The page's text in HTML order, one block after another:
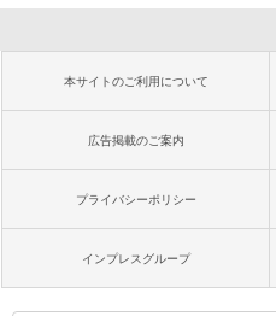
本サイトのご利用について
広告掲載のご案内
プライバシーポリシー
インプレスグループ